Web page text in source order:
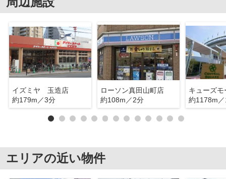
イズミヤ 玉造店
約179m／3分
ローソン真田山町店
約108m／2分
約1178m
エリアの近い物件